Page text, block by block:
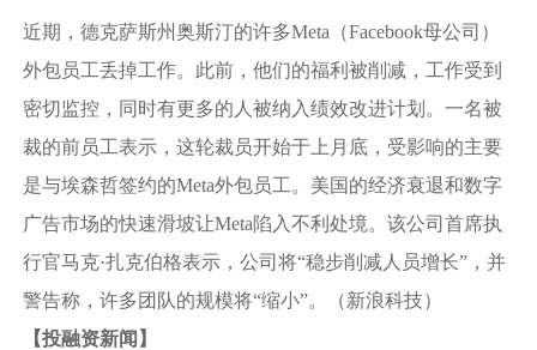
近期，德克萨斯州奥斯汀的许多Meta（Facebook母公司）
外包员工丢掉工作。此前，他们的福利被削减，工作受到
密切监控，同时有更多的人被纳入绩效改进计划。一名被
裁的前员工表示，这轮裁员开始于上月底，受影响的主要
是与埃森哲签约的Meta外包员工。美国的经济衰退和数字
广告市场的快速滑坡让Meta陷入不利处境。该公司首席执
行官马克·扎克伯格表示，公司将“稳步削减人员增长”，并
警告称，许多团队的规模将“缩小”。（新浪科技）
【投融资新闻 】